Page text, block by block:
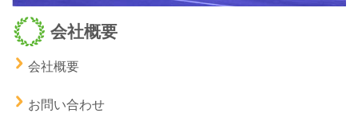
会社概要
会社概要
お問い合わせ